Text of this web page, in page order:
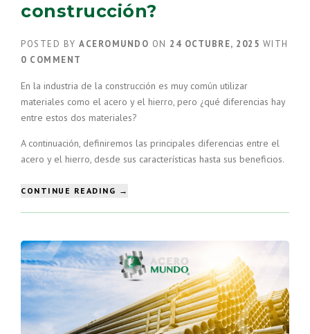
construcción?
POSTED BY ACEROMUNDO ON 24 OCTUBRE, 2025 WITH
0 COMMENT
En la industria de la construcción es muy común utilizar
materiales como el acero y el hierro, pero ¿qué diferencias hay
entre estos dos materiales?
A continuación, definiremos las principales diferencias entre el
acero y el hierro, desde sus características hasta sus beneficios.
CONTINUE READING “¿QUÉ
EL
ACERO
Y
LA
INDUSTRIA
→